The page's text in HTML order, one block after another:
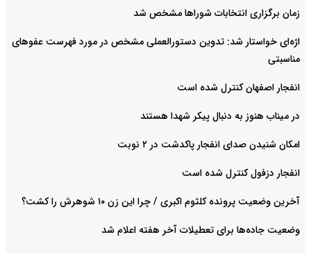
زمان برگزاری انتخابات شوراها مشخص شد
اژه‌ای خواستار شد: تدوین دستورالعملی مشخص در مورد فهرست عفوهای
مناسبتی
انفجار اصفهان کنترل شده است
در میناب هنوز به دنبال پیکر شهدا هستند
امکان شنیدن صدای انفجار پاکدشت در ۲ نوبت
انفجار دزفول کنترل شده است
آخرین وضعیت پرونده کلثوم اکبری / چرا این زن ۱۰ شوهرش را کشت؟
وضعیت جاده‌ها برای تعطیلات آخر هفته اعلام شد